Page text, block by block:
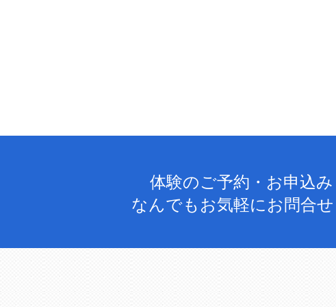
体験のご予約・お申込
なんでもお気軽にお問合せ